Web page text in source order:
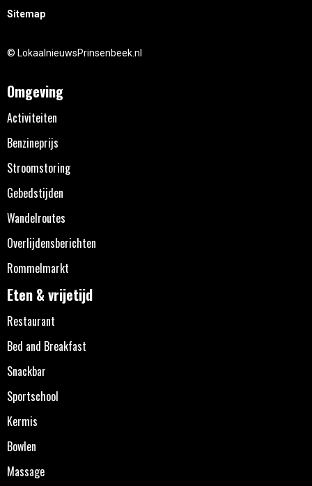
Sitemap
© LokaalnieuwsPrinsenbeek.nl
Omgeving
Activiteiten
Benzineprijs
Stroomstoring
Gebedstijden
Wandelroutes
Overlijdensberichten
Rommelmarkt
Eten & vrijetijd
Restaurant
Bed and Breakfast
Snackbar
Sportschool
Kermis
Bowlen
Massage